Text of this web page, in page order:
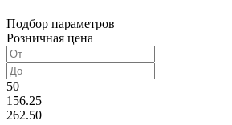
Подбор параметров
Розничная цена
50
156.25
262.50